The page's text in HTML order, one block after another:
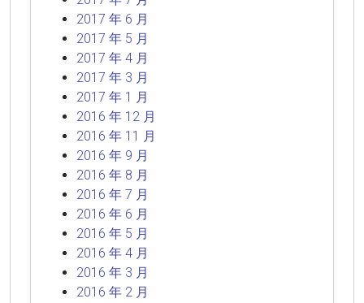
2017 年 6 月
2017 年 5 月
2017 年 4 月
2017 年 3 月
2017 年 1 月
2016 年 12 月
2016 年 11 月
2016 年 9 月
2016 年 8 月
2016 年 7 月
2016 年 6 月
2016 年 5 月
2016 年 4 月
2016 年 3 月
2016 年 2 月